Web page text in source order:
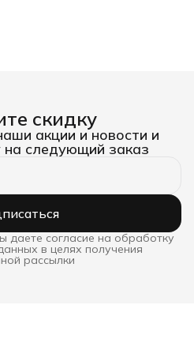
скидку
акции и новости и
на следующий заказ
даете согласие на обработку
в целях получения
рассылки